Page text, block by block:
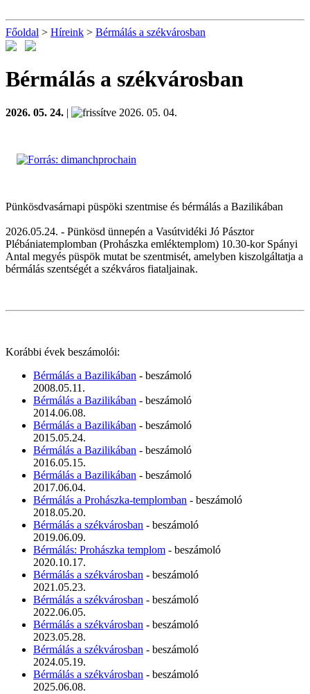
Főoldal > Híreink > Bérmálás a székvárosban
Bérmálás a székvárosban
2026. 05. 24. | 2026. 05. 04.
Pünkösdvasárnapi püspöki szentmise és bérmálás a Bazilikában
2026.05.24. - Pünkösd ünnepén a Vasútvidéki Jó Pásztor
Plébániatemplomban (Prohászka emléktemplom) 10.30-kor Spányi
Antal megyés püspök mutat be szentmisét, amelyben kiszolgáltatja a
bérmálás szentségét a székváros fiataljainak.
Korábbi évek beszámolói:
Bérmálás a Bazilikában - beszámoló
2008.05.11.
Bérmálás a Bazilikában - beszámoló
2014.06.08.
Bérmálás a Bazilikában - beszámoló
2015.05.24.
Bérmálás a Bazilikában - beszámoló
2016.05.15.
Bérmálás a Bazilikában - beszámoló
2017.06.04.
Bérmálás a Prohászka-templomban - beszámoló
2018.05.20.
Bérmálás a székvárosban - beszámoló
2019.06.09.
Bérmálás: Prohászka templom - beszámoló
2020.10.17.
Bérmálás a székvárosban - beszámoló
2021.05.23.
Bérmálás a székvárosban - beszámoló
2022.06.05.
Bérmálás a székvárosban - beszámoló
2023.05.28.
Bérmálás a székvárosban - beszámoló
2024.05.19.
Bérmálás a székvárosban - beszámoló
2025.06.08.